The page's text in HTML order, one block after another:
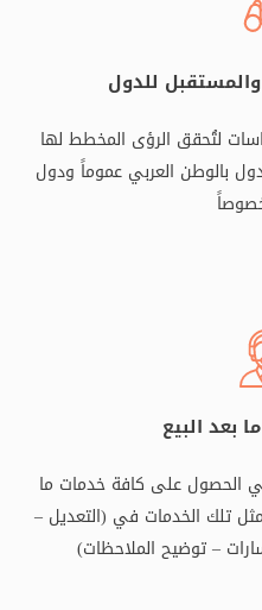
للدول
لتُحقق الرؤى المخطط لها
بالوطن العربي عموماً ودول
بعد البيع
الحصول على كافة خدمات ما
تلك الخدمات في (التعديل –
– توضيح الملاحظات)